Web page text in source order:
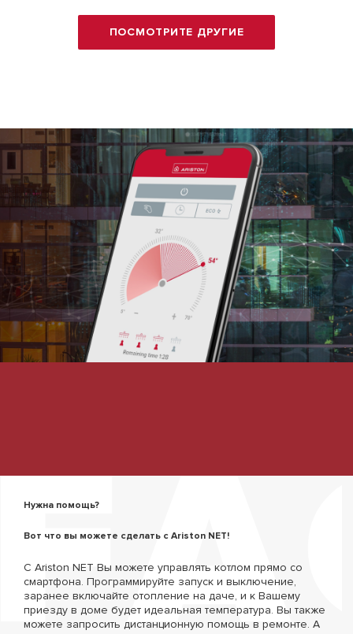
ПОСМОТРИТЕ ДРУГИЕ
Нужна помощь?
Вот что вы можете сделать с Ariston NET!
С Ariston NET Вы можете управлять котлом прямо со
смартфона. Программируйте запуск и выключение,
заранее включайте отопление на даче, и к Вашему
приезду в доме будет идеальная температура. Вы также
можете запросить дистанционную помощь в ремонте. А